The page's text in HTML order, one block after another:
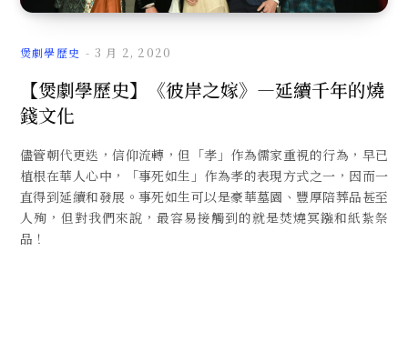
文
章
煲劇學歷史 3 月 2, 2020
【煲劇學歷史】《彼岸之嫁》—延續千年的燒
錢文化
儘管朝代更迭，信仰流轉，但「孝」作為儒家重視的行為，早已
植根在華人心中，「事死如生」作為孝的表現方式之一，因而一
直得到延續和發展。事死如生可以是豪華墓園、豐厚陪葬品甚至
人殉，但對我們來說，最容易接觸到的就是焚燒冥鏹和紙紮祭
品！